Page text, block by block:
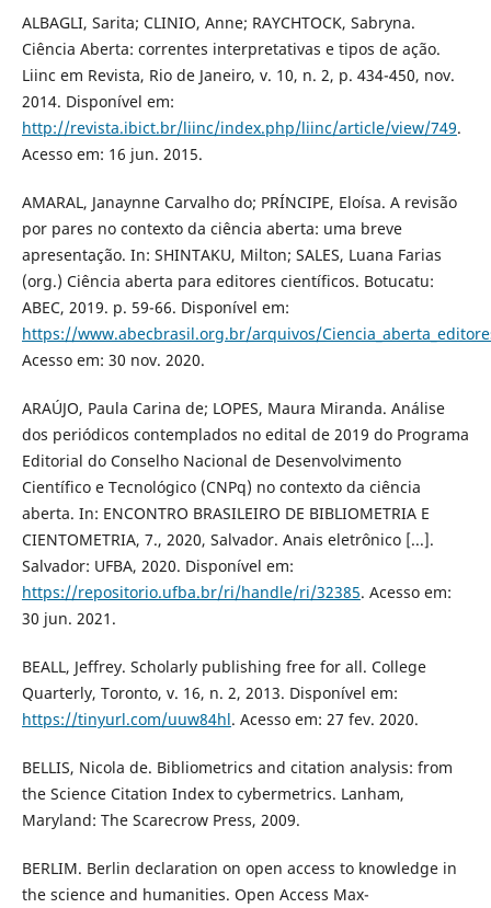
ALBAGLI, Sarita; CLINIO, Anne; RAYCHTOCK, Sabryna.
Ciência Aberta: correntes interpretativas e tipos de ação.
Liinc em Revista, Rio de Janeiro, v. 10, n. 2, p. 434-450, nov.
2014. Disponível em:
http://revista.ibict.br/liinc/index.php/liinc/article/view/749.
Acesso em: 16 jun. 2015.
AMARAL, Janaynne Carvalho do; PRÍNCIPE, Eloísa. A revisão
por pares no contexto da ciência aberta: uma breve
apresentação. In: SHINTAKU, Milton; SALES, Luana Farias
(org.) Ciência aberta para editores científicos. Botucatu:
ABEC, 2019. p. 59-66. Disponível em:
https://www.abecbrasil.org.br/arquivos/
Acesso em: 30 nov. 2020.
ARAÚJO, Paula Carina de; LOPES, Maura Miranda. Análise
dos periódicos contemplados no edital de 2019 do Programa
Editorial do Conselho Nacional de Desenvolvimento
Científico e Tecnológico (CNPq) no contexto da ciência
aberta. In: ENCONTRO BRASILEIRO DE BIBLIOMETRIA E
CIENTOMETRIA, 7., 2020, Salvador. Anais eletrônico [...].
Salvador: UFBA, 2020. Disponível em:
https://repositorio.ufba.br/ri/handle/ri/32385. Acesso em:
30 jun. 2021.
BEALL, Jeffrey. Scholarly publishing free for all. College
Quarterly, Toronto, v. 16, n. 2, 2013. Disponível em:
https://tinyurl.com/uuw84hl. Acesso em: 27 fev. 2020.
BELLIS, Nicola de. Bibliometrics and citation analysis: from
the Science Citation Index to cybermetrics. Lanham,
Maryland: The Scarecrow Press, 2009.
BERLIM. Berlin declaration on open access to knowledge in
the science and humanities. Open Access Max-